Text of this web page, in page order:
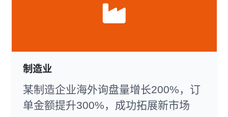
制造业
某制造企业海外询盘量增长200%，订
单金额提升300%，成功拓展新市场